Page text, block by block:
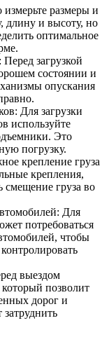
размеры и
длину и высоту, но
оптимальное
загрузкой
состоянии и
опускания
Для загрузки
используйте
Это
погрузку.
крепление груза
крепления,
смещение груза во
Для
потребоваться
чтобы
выездом
позволит
дорог и